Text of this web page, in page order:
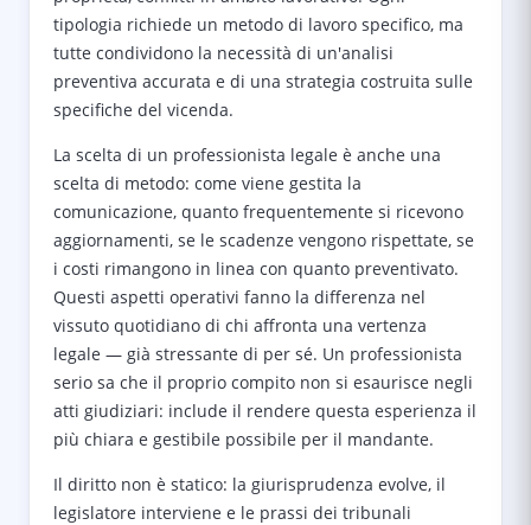
tipologia richiede un metodo di lavoro specifico, ma
tutte condividono la necessità di un'analisi
preventiva accurata e di una strategia costruita sulle
specifiche del vicenda.
La scelta di un professionista legale è anche una
scelta di metodo: come viene gestita la
comunicazione, quanto frequentemente si ricevono
aggiornamenti, se le scadenze vengono rispettate, se
i costi rimangono in linea con quanto preventivato.
Questi aspetti operativi fanno la differenza nel
vissuto quotidiano di chi affronta una vertenza
legale — già stressante di per sé. Un professionista
serio sa che il proprio compito non si esaurisce negli
atti giudiziari: include il rendere questa esperienza il
più chiara e gestibile possibile per il mandante.
Il diritto non è statico: la giurisprudenza evolve, il
legislatore interviene e le prassi dei tribunali